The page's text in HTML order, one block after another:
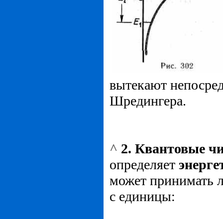
вытекают
Шредингера.
^ 2. Квантовые
определяет
может принимать
с единицы: